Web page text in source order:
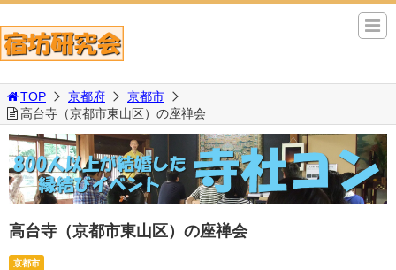
TOP 京都府
京都市
高台寺（京都市東山区）の座禅会
高台寺（京都市東山区）の座禅会
京都市